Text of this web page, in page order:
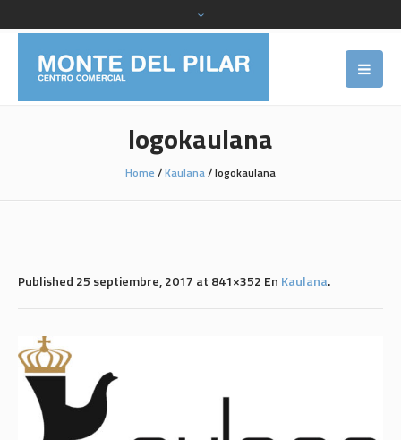
logokaulana
Home /Kaulana/logokaulana
Published 25 septiembre, 2017 at 841×352 En Kaulana.